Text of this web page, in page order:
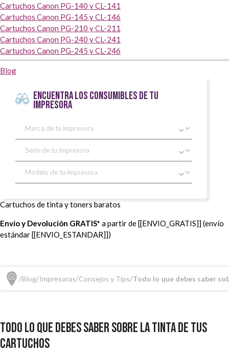
Cartuchos Canon PG-140 y CL-141
Cartuchos Canon PG-145 y CL-146
Cartuchos Canon PG-210 y CL-211
Cartuchos Canon PG-240 y CL-241
Cartuchos Canon PG-245 y CL-246
Blog
ENCUENTRA LOS CONSUMIBLES DE TU
IMPRESORA
Cartuchos de tinta y toners baratos
Envío y Devolución GRATIS* a partir de [[ENVIO_GRATIS]] (envío
estándar [[ENVIO_ESTANDAR]])
Blog Impresoras Consejos y Tips Todo lo que debes saber
Todo lo que debes saber sobre la tinta de tus
cartuchos